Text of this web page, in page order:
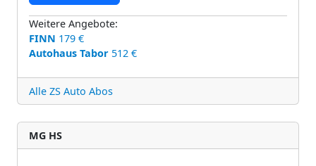
Weitere Angebote:
FINN 179 €
Autohaus Tabor 512 €
Alle ZS Auto Abos
MG HS